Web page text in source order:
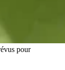
pour